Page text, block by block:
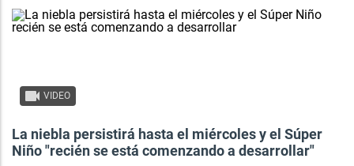
VIDEO
La niebla persistirá hasta el miércoles y el Súper
Niño "recién se está comenzando a desarrollar"